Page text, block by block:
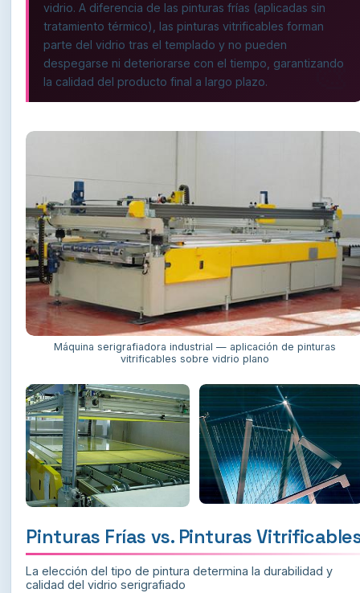
vidrio. A diferencia de las pinturas frías (aplicadas sin
tratamiento térmico), las pinturas vitrificables forman
parte del vidrio tras el templado y no pueden
despegarse ni deteriorarse con el tiempo, garantizando
la calidad del producto final a largo plazo.
Máquina serigrafiadora industrial — aplicación de pinturas
vitrificables sobre vidrio plano
Pinturas Frías vs. Pinturas
La elección del tipo de pintura determina la durabilidad y
calidad del vidrio serigrafiado